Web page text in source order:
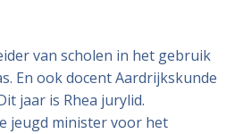
van scholen in het gebruik
En ook docent Aardrijkskunde
jaar is Rhea jurylid.
jeugd minister voor het